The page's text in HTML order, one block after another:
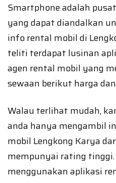
Smartphone adalah
yang dapat diandalkan
info rental mobil di
teliti terdapat lusinan
agen rental mobil yang
sewaan berikut harga
Walau terlihat mudah,
anda hanya mengambil
mobil Lengkong Karya
mempunyai rating
menggunakan aplikasi